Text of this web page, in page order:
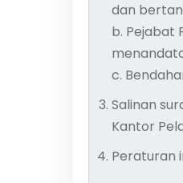
dan
b. Pejabat
c.
Salinan
Kantor
Peraturan